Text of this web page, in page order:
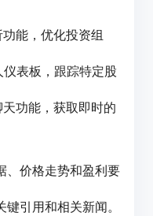
能，优化投资组
表板，跟踪特定股
功能，获取即时的
、价格走势和盈利要
引用和相关新闻。